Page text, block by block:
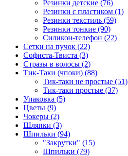
Резинки детские (76)
Резинки с пластиком (1)
Резинки текстиль (59)
Резинки тонкие (90)
Силикон-телефон (22)
Сетки на пучок (22)
Софиста-Твиста (3)
Стразы в волосы (2)
Тик-Таки (чпоки) (88)
Тик-таки не простые (51)
Тик-таки простые (37)
Упаковка (5)
Цветы (9)
Чокеры (2)
Шляпки (3)
Шпильки (94)
"Закрутки" (15)
Шпильки (79)